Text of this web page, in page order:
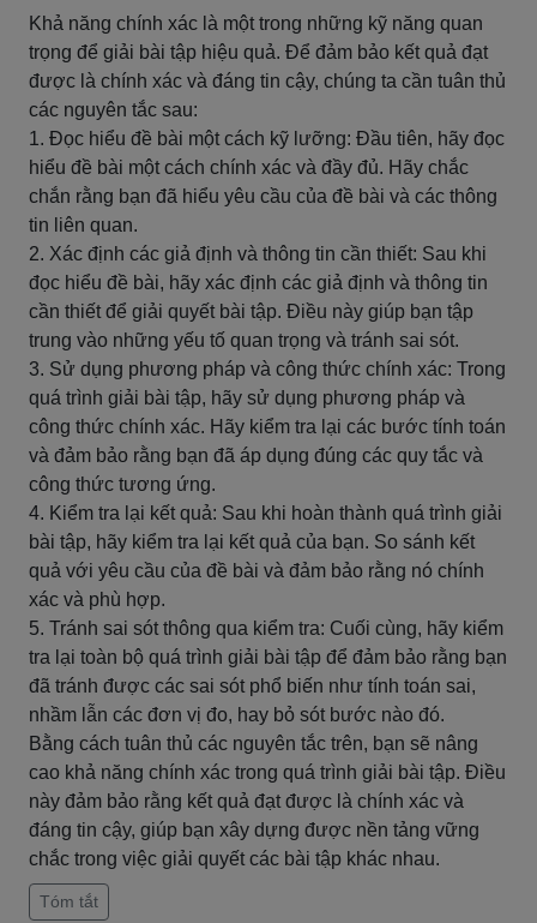
Khả năng chính xác là một trong những kỹ năng quan
trọng để giải bài tập hiệu quả. Để đảm bảo kết quả đạt
được là chính xác và đáng tin cậy, chúng ta cần tuân thủ
các nguyên tắc sau:
1. Đọc hiểu đề bài một cách kỹ lưỡng: Đầu tiên, hãy đọc
hiểu đề bài một cách chính xác và đầy đủ. Hãy chắc
chắn rằng bạn đã hiểu yêu cầu của đề bài và các thông
tin liên quan.
2. Xác định các giả định và thông tin cần thiết: Sau khi
đọc hiểu đề bài, hãy xác định các giả định và thông tin
cần thiết để giải quyết bài tập. Điều này giúp bạn tập
trung vào những yếu tố quan trọng và tránh sai sót.
3. Sử dụng phương pháp và công thức chính xác: Trong
quá trình giải bài tập, hãy sử dụng phương pháp và
công thức chính xác. Hãy kiểm tra lại các bước tính toán
và đảm bảo rằng bạn đã áp dụng đúng các quy tắc và
công thức tương ứng.
4. Kiểm tra lại kết quả: Sau khi hoàn thành quá trình giải
bài tập, hãy kiểm tra lại kết quả của bạn. So sánh kết
quả với yêu cầu của đề bài và đảm bảo rằng nó chính
xác và phù hợp.
5. Tránh sai sót thông qua kiểm tra: Cuối cùng, hãy kiểm
tra lại toàn bộ quá trình giải bài tập để đảm bảo rằng bạn
đã tránh được các sai sót phổ biến như tính toán sai,
nhầm lẫn các đơn vị đo, hay bỏ sót bước nào đó.
Bằng cách tuân thủ các nguyên tắc trên, bạn sẽ nâng
cao khả năng chính xác trong quá trình giải bài tập. Điều
này đảm bảo rằng kết quả đạt được là chính xác và
đáng tin cậy, giúp bạn xây dựng được nền tảng vững
chắc trong việc giải quyết các bài tập khác nhau.
Tóm tắt